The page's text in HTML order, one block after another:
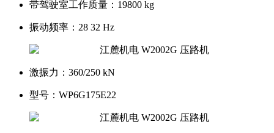
带驾驶室工作质量： 19800 kg
振动频率： 28 32 Hz
激振力： 360/250 kN
型号： WP6G175E22